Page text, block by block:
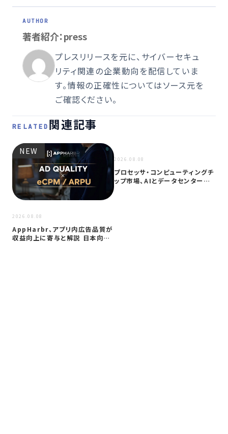
著者紹介：press
プレスリリースを元に、サイバーセキュ
リティ関連の企業動向を配信していま
す。情報の正確性についてはソース元を
ご確認ください。
RELATED 関連記事
NEW
2026.08.08
AppHarbr、アプリ内広告品質が
収益向上に寄与と解説 日本向け
2026.08.08
プロセッサ・コンピューティングチ
ップ市場、AIとデータセンター需